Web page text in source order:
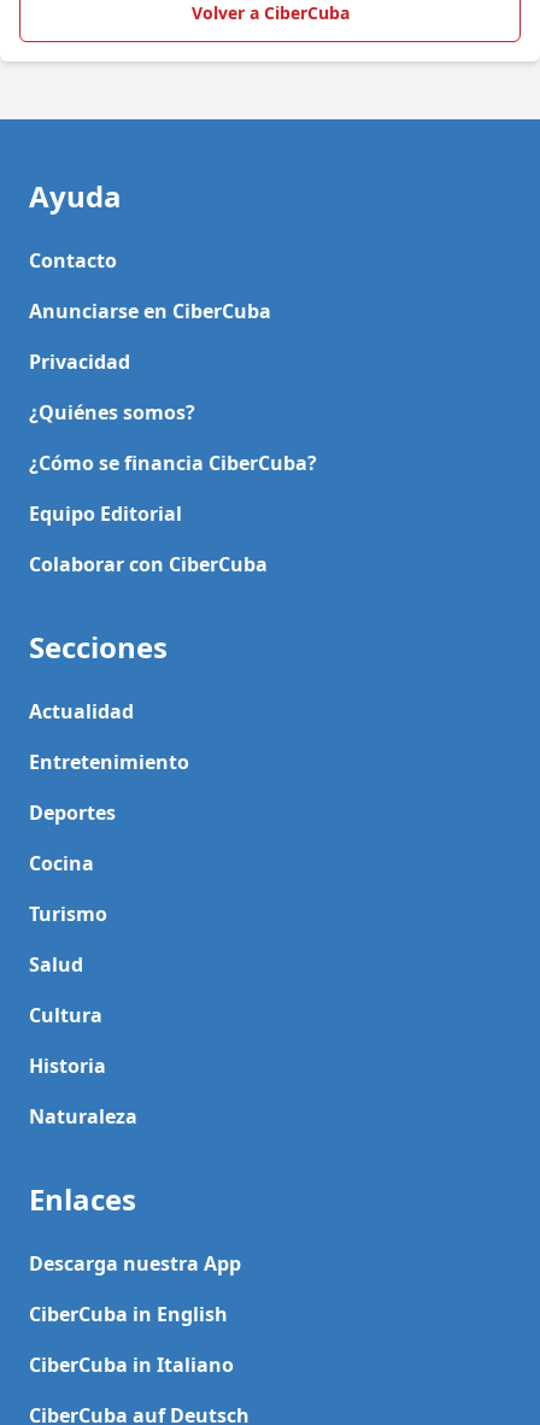
Volver a CiberCuba
Ayuda
Contacto
Anunciarse en CiberCuba
Privacidad
¿Quiénes somos?
¿Cómo se financia CiberCuba?
Equipo Editorial
Colaborar con CiberCuba
Secciones
Actualidad
Entretenimiento
Deportes
Cocina
Turismo
Salud
Cultura
Historia
Naturaleza
Enlaces
Descarga nuestra App
CiberCuba in English
CiberCuba in Italiano
CiberCuba auf Deutsch